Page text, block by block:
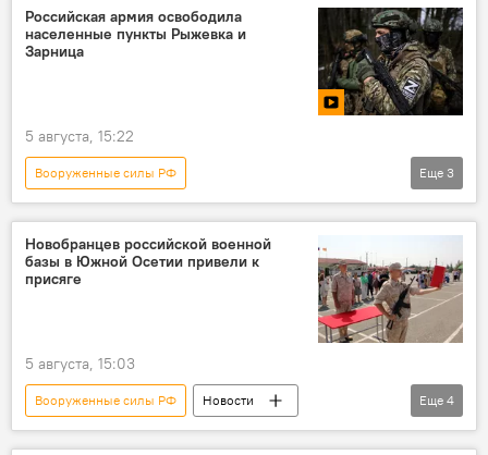
Вооруженные силы Южной Осетии
Новости
Российская армия освободила
населенные пункты Рыжевка и
Зарница
5 августа, 15:22
Вооруженные силы РФ
Спецоперация России по защите Донбасса
Минобороны России
Еще 3
Новобранцев российской военной
базы в Южной Осетии привели к
присяге
5 августа, 15:03
Вооруженные силы РФ
Новости
Южная Осетия
Россия
Еще 4